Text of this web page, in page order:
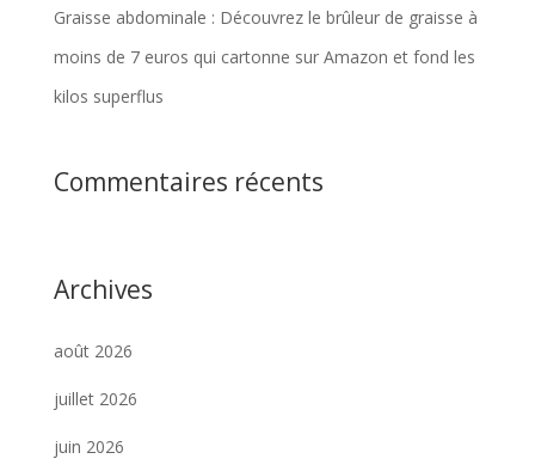
Graisse abdominale : Découvrez le brûleur de graisse à
moins de 7 euros qui cartonne sur Amazon et fond les
kilos superflus
Commentaires récents
Archives
août 2026
juillet 2026
juin 2026